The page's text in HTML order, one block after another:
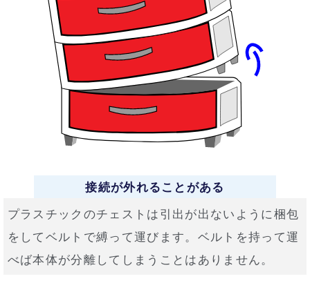
接続が外れることがある
プラスチックのチェストは引出が出ないように梱包
をしてベルトで縛って運びます。ベルトを持って運
べば本体が分離してしまうことはありません。